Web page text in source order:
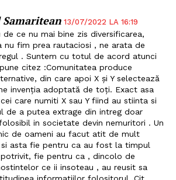
Samaritean 13/07/2022 LA 16:19
de ce nu mai bine zis diversificarea,
nu fim prea rautaciosi , ne arata de
. Suntem cu totul de acord atunci
citez :Comunitatea produce
din care apoi X și Y selectează
invenția adoptată de toți. Exact asa
care numiti X sau Y fiind au stiinta si
de a putea extrage din intreg doar
in societate devin nemuritori . Un
de oameni au facut atit de mult
asta fie pentru ca au fost la timpul
fie pentru ca , dincolo de
ce ii insoteau , au reusit sa
informatiilor folositorul .Cit